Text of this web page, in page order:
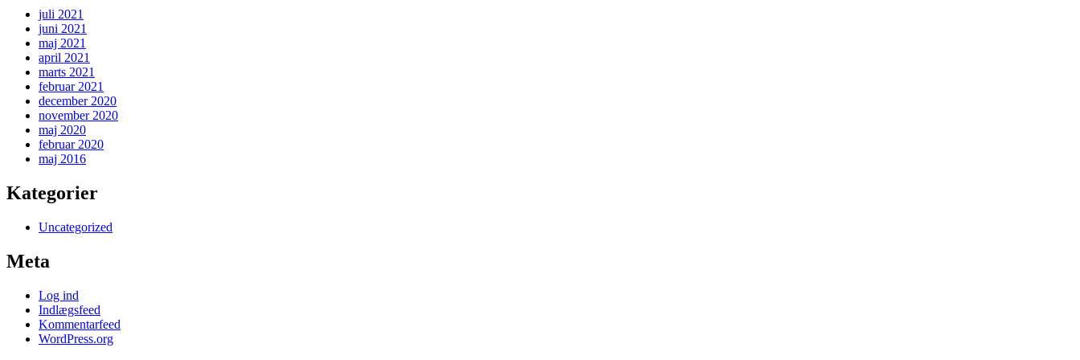
juli 2021
juni 2021
maj 2021
april 2021
marts 2021
februar 2021
december 2020
november 2020
maj 2020
februar 2020
maj 2016
Kategorier
Uncategorized
Meta
Log ind
Indlægsfeed
Kommentarfeed
WordPress.org